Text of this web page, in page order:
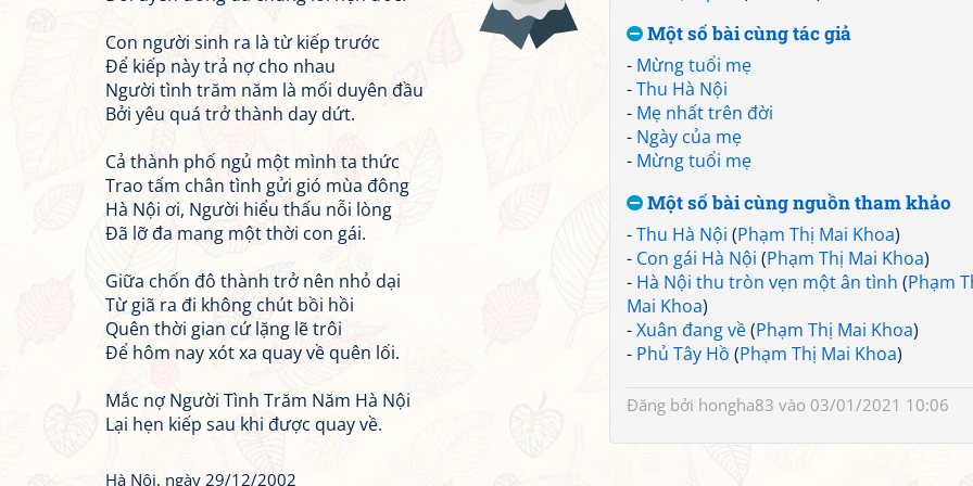
Một số bài cùng tác giả
- Mừng tuổi mẹ
-Thu Hà Nội
- Mẹ nhất trên đời
- Ngày của mẹ
- Mừng tuổi mẹ
Một số bài cùng nguồn tham khảo
-Thu Hà Nội (Phạm Thị Mai Khoa)
- Con gái Hà Nội (Phạm Thị Mai Khoa)
- Hà Nội thu tròn vẹn một ân tình (Phạm
Mai Khoa)
-Xuân đang về(Phạm Thị Mai Khoa)
- Phủ Tây Hồ (Phạm Thị Mai Khoa)
Đăng bởi hongha83 vào 03/01/2021 10:06
Con người sinh ra là từ kiếp trước
Để kiếp này trả nợ cho nhau
Người tình trăm năm là mối duyên đầu
Bởi yêu quá trở thành day dứt.
Cả thành phố ngủ một mình ta thức
Trao tấm chân tình gửi gió mùa đông
Hà Nội ơi, Người hiểu thấu nỗi lòng
Đã lỡ đa mang một thời con gái.
Giữa chốn đô thành trở nên nhỏ dại
Từ giã ra đi không chút bồi hồi
Quên thời gian cứ lặng lẽ trôi
Để hôm nay xót xa quay về quên lối.
Mắc nợ Người Tình Trăm Năm Hà Nội
Lại hẹn kiếp sau khi được quay về.
Hà Nội, ngày 29/12/2002